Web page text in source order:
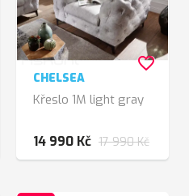
CHELSEA
Křeslo 1M light gray
14 990 Kč 17 990 Kč
favorite_border